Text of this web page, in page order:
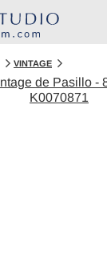
VINTAGE